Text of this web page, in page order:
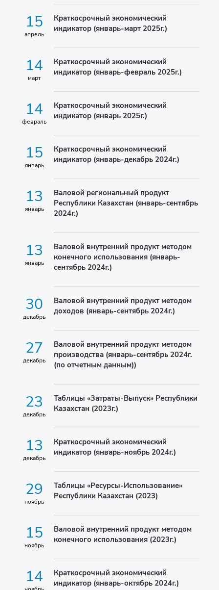
15
апрель
Краткосрочный экономический
индикатор (январь-март 2025г.)
14
март
Краткосрочный экономический
индикатор (январь-февраль 2025г.)
14
февраль
Краткосрочный экономический
индикатор (январь 2025г.)
15
январь
Краткосрочный экономический
индикатор (январь-декабрь 2024г.)
13
январь
Валовой региональный продукт
Республики Казахстан (январь-сентябрь
2024г.)
13
январь
Валовой внутренний продукт методом
конечного использования (январь-
сентябрь 2024г.)
30
декабрь
Валовой внутренний продукт методом
доходов (январь-сентябрь 2024г.)
27
декабрь
Валовой внутренний продукт методом
производства (январь-сентябрь 2024г.
(по отчетным данным))
23
декабрь
Таблицы «Затраты-Выпуск» Республики
Казахстан (2023г.)
13
декабрь
Краткосрочный экономический
индикатор (январь-ноябрь 2024г.)
29
ноябрь
Таблицы «Ресурсы-Использование»
Республики Казахстан (2023)
15
ноябрь
Валовой внутренний продукт методом
конечного использования (2023г.)
14
Краткосрочный экономический
индикатор (январь-октябрь 2024г.)